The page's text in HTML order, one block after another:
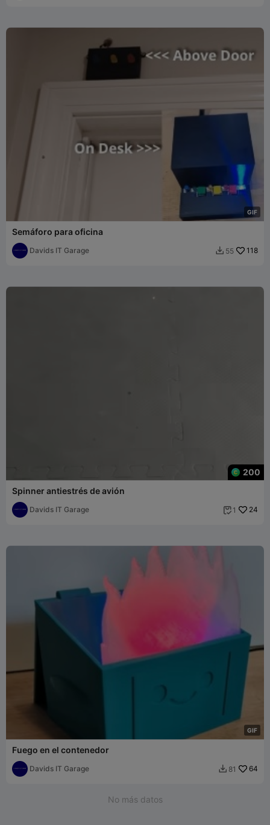
GIF
Semáforo para oficina
Davids IT Garage  55 118
200
Spinner antiestrés de avión
Davids IT Garage  1 24
GIF
Fuego en el contenedor
Davids IT Garage  81 64
No más datos